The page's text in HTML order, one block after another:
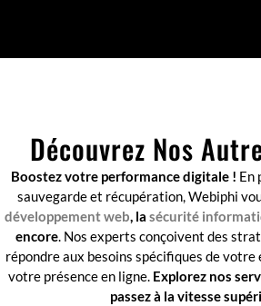
Découvrez Nos
Boostez votre performance digitale ! En
sauvegarde et récupération, Webiphi
développement web, la sécurité
encore. Nos experts conçoivent des
répondre aux besoins spécifiques de
votre présence en ligne. Explorez nos
passez à la vitesse